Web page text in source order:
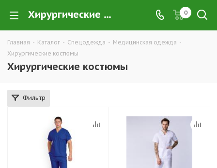
Хирургические костюмы купить в Екатеринбурге по низким ценам оптом — интернет-магазин хирургической медицинской одежды в розницу компании ТД УРАЛСИЗ 0
Главная - Каталог - Спецодежда - Медицинская одежда -
Хирургические костюмы
Хирургические костюмы
Фильтр